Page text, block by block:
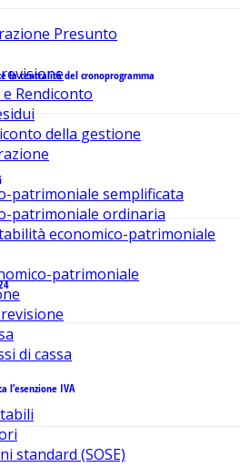
Presunto
Rendiconto
della gestione
patrimoniale semplificata
patrimoniale ordinaria
economico-patrimoniale
patrimoniale
di cassa
standard (SOSE)
la centralità del cronoprogramma
l’esenzione IVA